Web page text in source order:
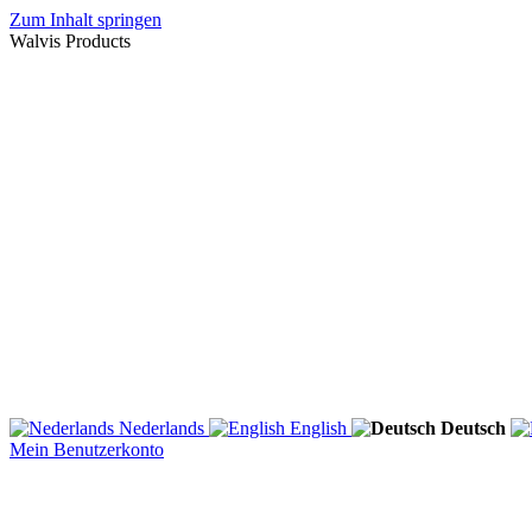
Zum Inhalt springen
Walvis Products
Nederlands English Deutsch
Mein Benutzerkonto